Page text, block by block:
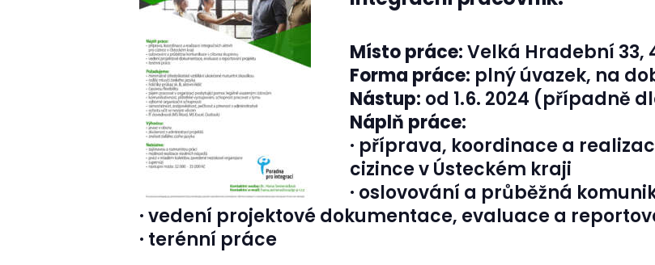
Místo práce:Velká Hradební 33,
Forma práce: plný úvazek, na
Nástup: od 1.6. 2024 (případně
Náplň práce:
· příprava, koordinace a
cizince v Ústeckém kraji
· oslovování a průběžná
· vedení projektové dokumentace, evaluace a
· terénní práce